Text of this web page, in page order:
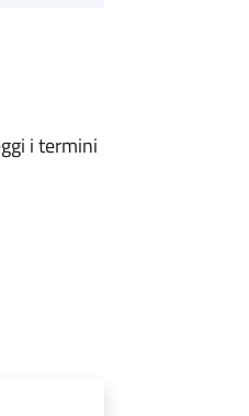
i termini